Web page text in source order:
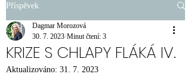
Příspěvek
KRIZE S CHLAPY FLÁKÁ IV.
Dagmar Morozová
30. 7. 2023 Minut čtení: 3
Aktualizováno: 31. 7. 2023